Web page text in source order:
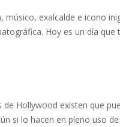
músico, exalcalde e icono
Hoy es un día que
de Hollywood existen que
si lo hacen en pleno uso